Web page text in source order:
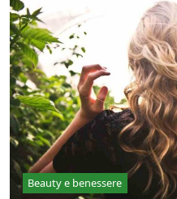
Beauty e benessere